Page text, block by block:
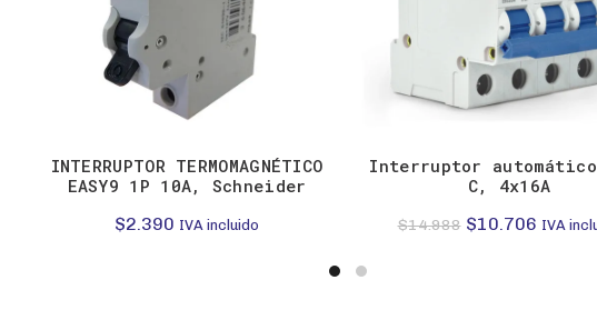
INTERRUPTOR TERMOMAGNÉTICO
EASY9 1P 10A, Schneider
$2.390 IVA incluido
Interruptor automático
C, 4x16A
$14.988 El
$10.706ElIVA